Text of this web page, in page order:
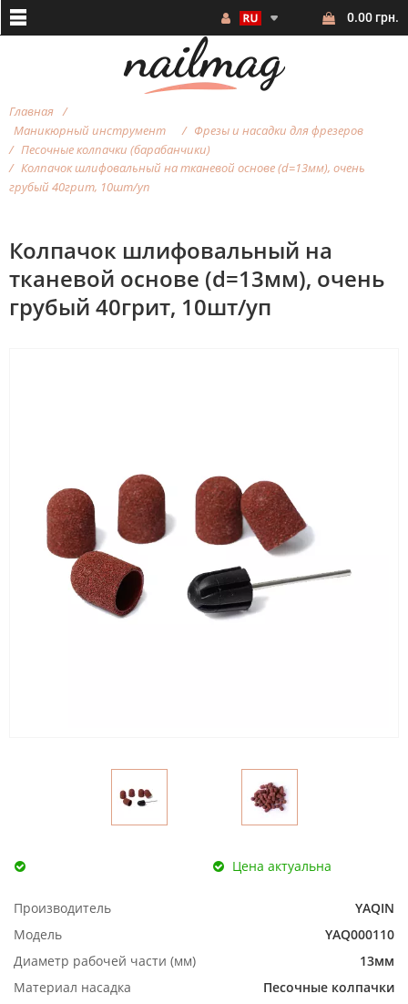
0.00 грн.
Главная
Маникюрный инструмент
Фрезы и насадки для фрезеров
Песочные колпачки (барабанчики)
Колпачок шлифовальный на тканевой основе (d=13мм), очень
грубый 40грит, 10шт/уп
Колпачок шлифовальный на
тканевой основе (d=13мм), очень
грубый 40грит, 10шт/уп
Цена актуальна
Производитель
YAQIN
Модель
YAQ000110
Диаметр рабочей части (мм)
13мм
Материал насадка
Песочные колпачки